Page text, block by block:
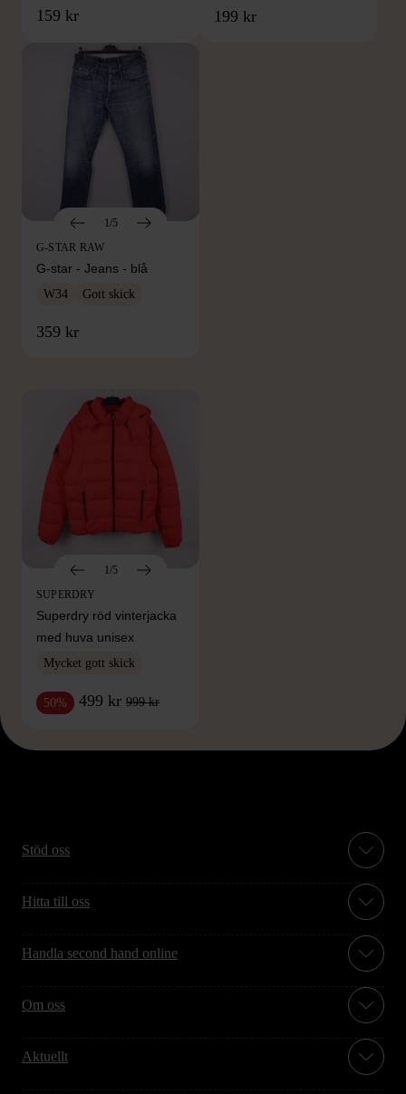
159 kr 199 kr
1/5
G-STAR RAW
G-star - Jeans - blå
W34 Gott skick
359 kr
FRÅN SAMMA VARUMÄRKE
1/5
SUPERDRY
Superdry röd vinterjacka
med huva unisex
Mycket gott skick
50% 499 kr 999 kr
Stöd oss
Hitta till oss
Handla second hand online
Om oss
Aktuellt